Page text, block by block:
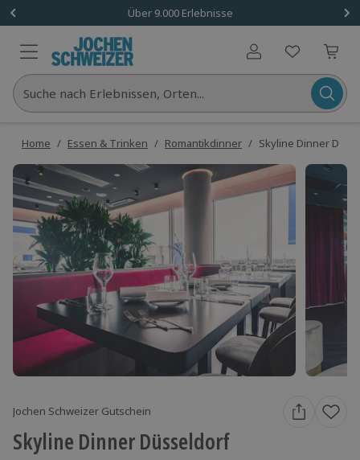
Über 9.000 Erlebnisse
Benutzerkonto
Suche nach Erlebnissen, Orten...
Home / Essen & Trinken / Romantikdinner / Skyline Dinner
Jochen Schweizer Gutschein
Skyline Dinner Düsseldorf